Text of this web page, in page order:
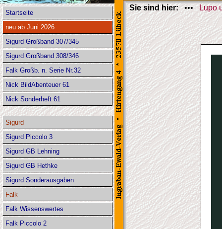
Startseite
neu ab Juni 2026
Sigurd Großband 307/345
Sigurd Großband 308/346
Falk Großb. n. Serie Nr.32
Nick BildAbenteuer 61
Nick Sonderheft 61
Sigurd
Sigurd Piccolo 3
Sigurd GB Lehning
Sigurd GB Hethke
Sigurd Sonderausgaben
Falk
Falk Wissenswertes
Falk Piccolo 2
Sie sind hier:•••Lupo